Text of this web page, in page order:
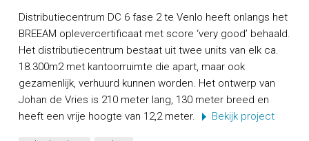
Distributiecentrum DC 6 fase 2 te Venlo heeft onlangs het
BREEAM oplevercertificaat met score ‘very good’ behaald.
Het distributiecentrum bestaat uit twee units van elk ca.
18.300m2 met kantoorruimte die apart, maar ook
gezamenlijk, verhuurd kunnen worden. Het ontwerp van
Johan de Vries is 210 meter lang, 130 meter breed en
heeft een vrije hoogte van 12,2 meter.
Bekijk project